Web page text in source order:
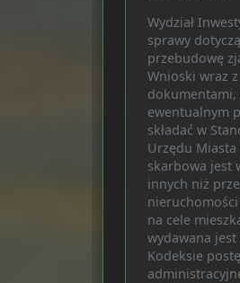
Wydział
sprawy
przebudowę
Wnioski wraz
dokumentami,
ewentualnym
składać w
Urzędu Miasta
skarbowa jest
innych niż
nieruchomości
na cele
wydawana
Kodeksie